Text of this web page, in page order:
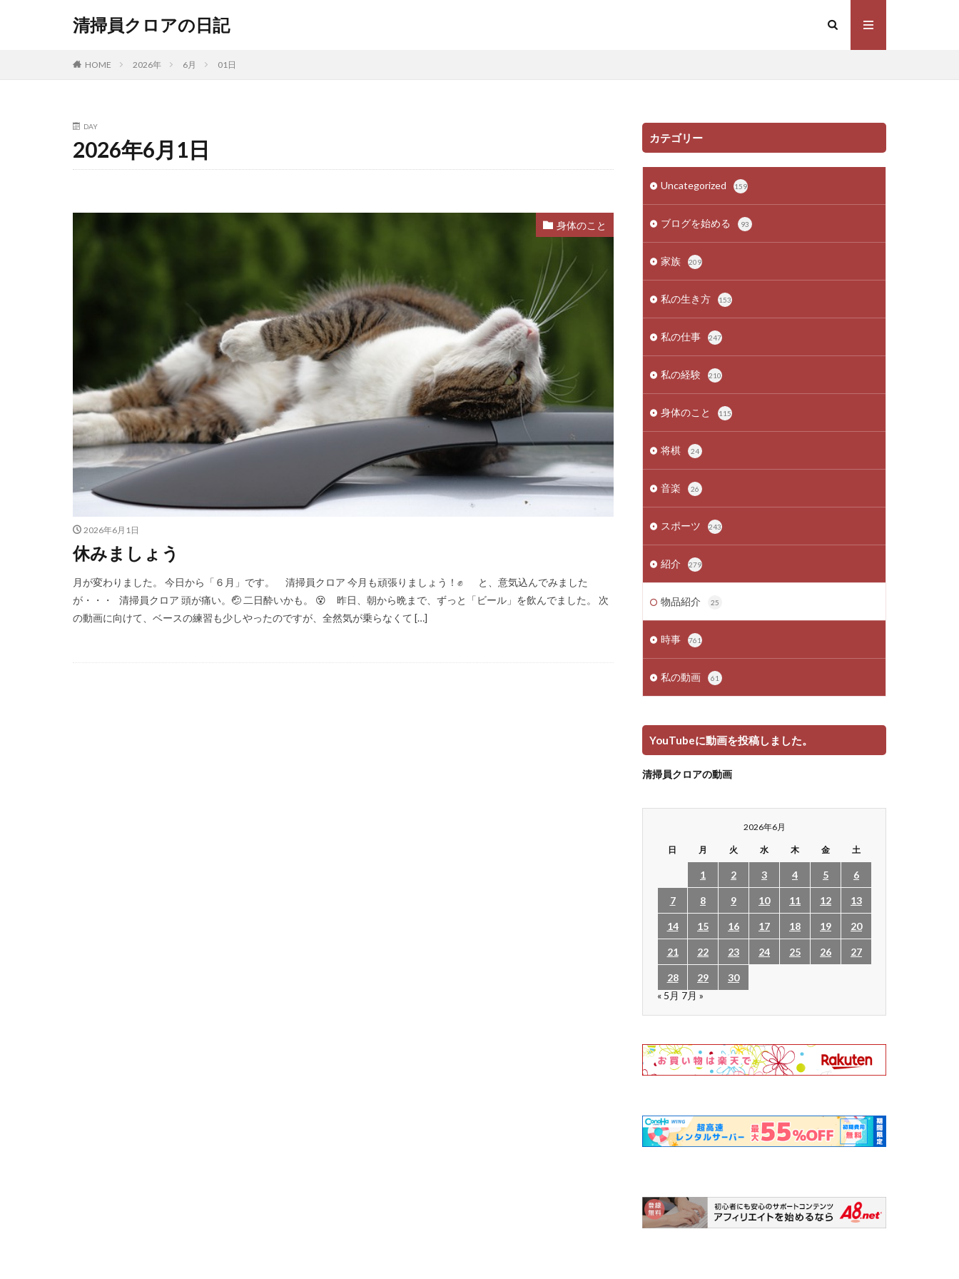
清掃員クロアの日記
HOME 2026年 6月 01日
DAY
2026年6月1日
身体のこと
2026年6月1日
休みましょう
月が変わりました。 今日から「６月」です。 清掃員クロア 今月も頑張りましょう！✊ と、意気込んでみました
が・・・ 清掃員クロア 頭が痛い。🤕 二日酔いかも。 😵 昨日、朝から晩まで、ずっと「ビール」を飲んでました。 次
の動画に向けて、ベースの練習も少しやったのですが、全然気が乗らなくて […]
カテゴリー
Uncategorized 159
ブログを始める 93
家族 209
私の生き方 153
私の仕事 247
私の経験 210
身体のこと 115
将棋 24
音楽 26
スポーツ 243
紹介 279
物品紹介 25
時事 761
私の動画 61
YouTubeに動画を投稿しました。
清掃員クロアの動画
2026年6月
日 月 火 水 木 金 土
1 2 3 4 5 6
7 8 9 10 11 12 13
14 15 16 17 18 19 20
21 22 23 24 25 26 27
28 29
30
« 5月 7月 »